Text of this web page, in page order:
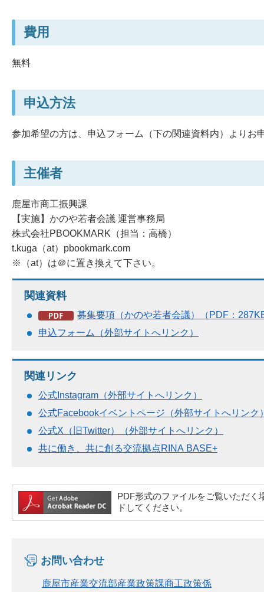
費用
無料
申込方法
参加希望の方は、申込フォーム（下の関連資料内）よりお
主催者
鹿屋市商工振興課
【実施】かのや若者会議 運営事務局
株式会社PBOOKMARK（担当：高橋）
t.kuga（at）pbookmark.com
※（at）は＠に置き換えて下さい。
関連資料
募集要項（かのや若者会議）（PDF：
申込フォーム（外部サイトへリンク）
関連リンク
公式Instagram（外部サイトへリンク）
公式Facebookイベントページ（外部サイトへリンク
公式X（旧Twitter）（外部サイトへリンク）
共に働き、共に創る交流拠点RINA BASE+
PDF形式のファイルをご覧いただく
ドしてください。
お問い合わせ
鹿屋市産業交流部産業政策課商工政策係